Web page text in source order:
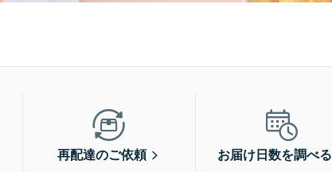
再配達のご依頼 お届け日数を調べる